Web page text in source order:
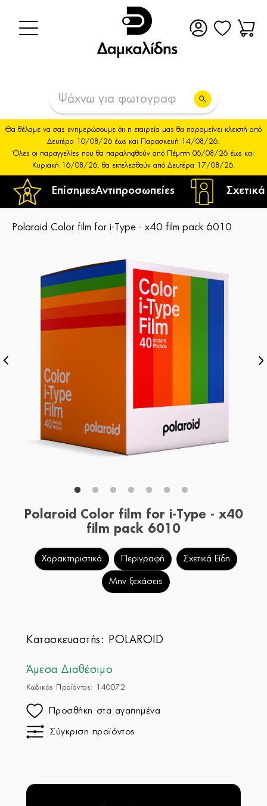
ΕπίσημεςΑντιπροσωπείες
Θα θέλαμε να σας ενημερώσουμε ότι η εταιρεία μας θα παραμείνει κλειστή από
Δευτέρα 10/08/26 έως και Παρασκευή 14/08/26.
Όλες οι παραγγελίες που θα παραληφθούν από Πέμπτη 06/08/26 έως και
Κυριακή 16/08/26, θα εκτελεσθούν από Δευτέρα 17/08/26.
Polaroid Color film for i-Type - x40 film pack 6010
Polaroid Color film for i-Type - x40
film pack 6010
Χαρακτηριστικά Περιγραφή Σχετικά Είδη
Μην ξεχάσεις
Κατασκευαστής: POLAROID
Άμεσα Διαθέσιμο
Κωδικός Προϊόντος: 140072
Προσθήκη στα αγαπημένα
Σύγκριση προϊόντος